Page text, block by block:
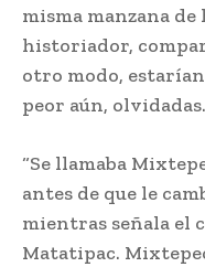
misma manzana
historiador,
otro modo,
peor aún, olvidadas.
“Se llamaba
antes de que le
mientras señala el
Matatipac.